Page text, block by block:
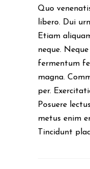
Quo
libero. Dui
Etiam
neque.
fermentum
magna.
per.
Posuere
metus enim
Tincidunt